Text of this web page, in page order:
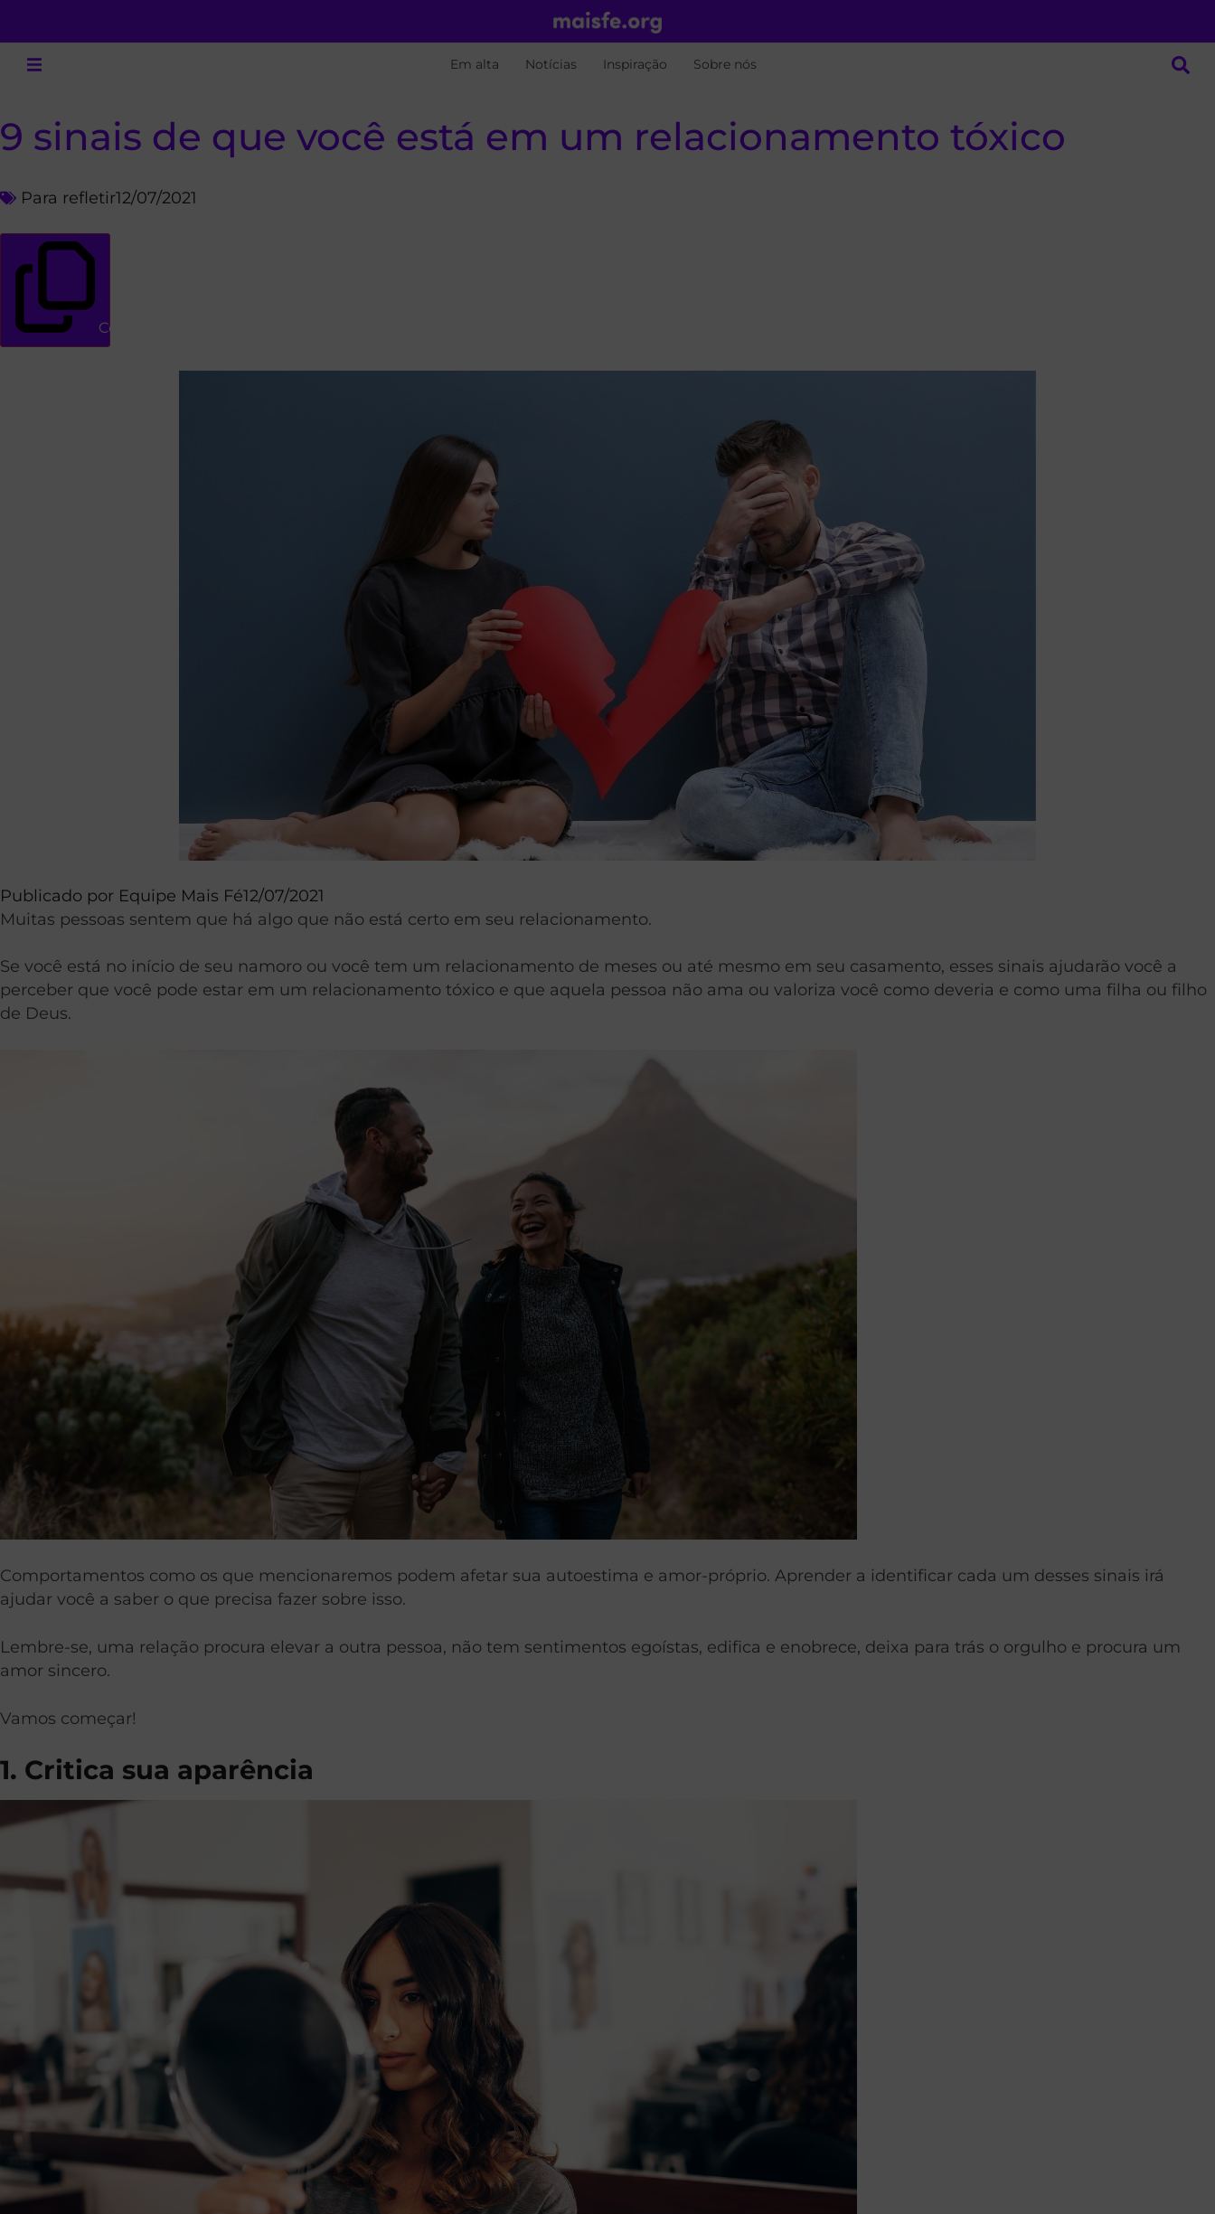
Em alta Notícias Inspiração Sobre nós
9 sinais de que você está em um relacionamento tóxico
Para refletir12/07/2021
Copiar link
Publicado por Equipe Mais Fé12/07/2021
Muitas pessoas sentem que há algo que não está certo em seu relacionamento.
Se você está no início de seu namoro ou você tem um relacionamento de meses ou até mesmo em seu casamento, esses sinais ajudarão você a
perceber que você pode estar em um relacionamento tóxico e que aquela pessoa não ama ou valoriza você como deveria e como uma filha ou filho
de Deus.
Comportamentos como os que mencionaremos podem afetar sua autoestima e amor-próprio. Aprender a identificar cada um desses sinais irá
ajudar você a saber o que precisa fazer sobre isso.
Lembre-se, uma relação procura elevar a outra pessoa, não tem sentimentos egoístas, edifica e enobrece, deixa para trás o orgulho e procura um
amor sincero.
Vamos começar!
1. Critica sua aparência